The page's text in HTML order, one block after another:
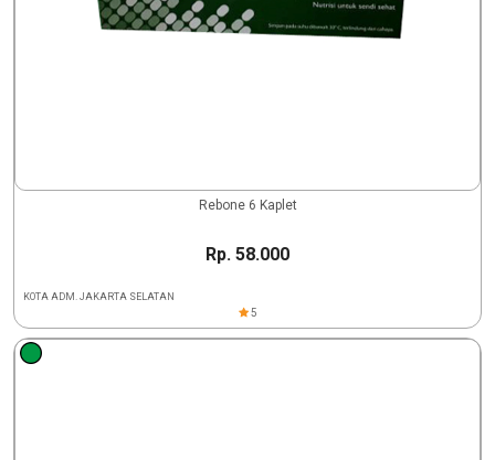
Rebone 6 Kaplet
Rp. 58.000
KOTA ADM. JAKARTA SELATAN
5